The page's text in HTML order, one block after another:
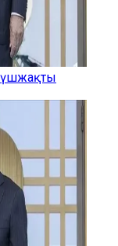
үшжақты